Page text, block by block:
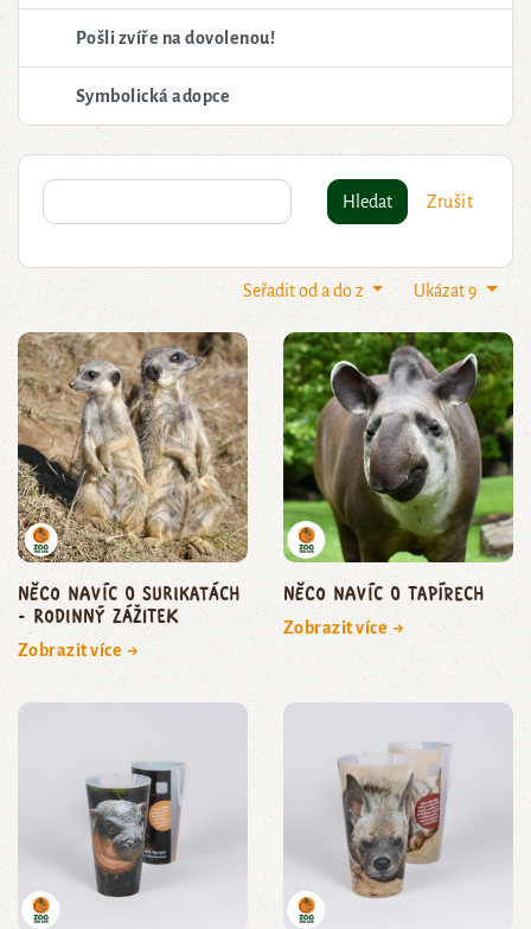
Pošli zvíře na dovolenou!
Symbolická adopce
Hledat Zrušit
Ukázat 9
Seřadit od a do z
Něco navíc o surikatách
- rodinný zážitek
Zobrazit více →
Něco navíc o tapírech
Zobrazit více →